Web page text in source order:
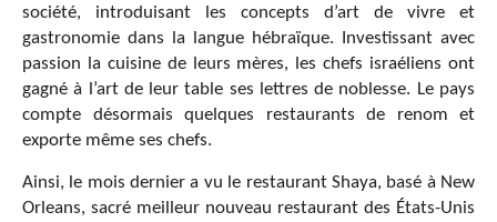
société, introduisant les concepts d’art de vivre et
gastronomie dans la langue hébraïque. Investissant avec
passion la cuisine de leurs mères, les chefs israéliens ont
gagné à l’art de leur table ses lettres de noblesse. Le pays
compte désormais quelques restaurants de renom et
exporte même ses chefs.
Ainsi, le mois dernier a vu le restaurant Shaya, basé à New
Orleans, sacré meilleur nouveau restaurant des États-Unis